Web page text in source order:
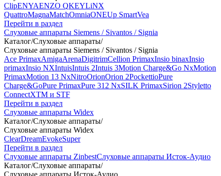
ClipENYAENZO QKEYLiNX
QuattroMagnaMatchOmniaONEUp SmartVea
Перейти в раздел
Слуховые аппараты Siemens / Sivantos / Signia
Каталог/Слуховые аппараты/
Слуховые аппараты Siemens / Sivantos / Signia
Ace PrimaxAmigaArenaDigitrimCellion PrimaxInsio binaxInsio
primaxInsio NXIntuisIntuis 2Intuis 3Motion Charge&Go NxMotion
PrimaxMotion 13 NxNitroOrionOrion 2PockettioPure
Charge&GoPure PrimaxPure 312 NxSILK PrimaxSirion 2Styletto
ConnectXTM и STF
Перейти в раздел
Слуховые аппараты Widex
Каталог/Слуховые аппараты/
Слуховые аппараты Widex
ClearDreamEvokeSuper
Перейти в раздел
Слуховые аппараты ZinbestСлуховые аппараты Исток-Аудио
Каталог/Слуховые аппараты/
Слуховые аппараты Исток-Аудио